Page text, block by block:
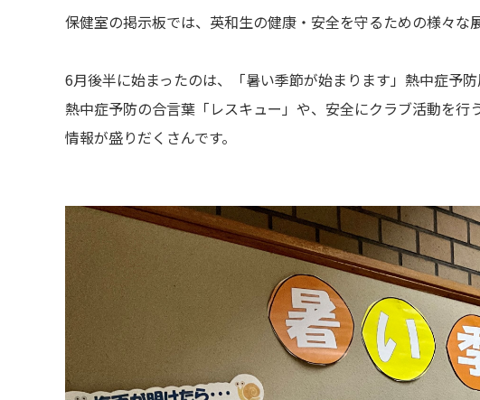
保健室の掲示板では、英和生の健康・安全を守るための様々な
6月後半に始まったのは、「暑い季節が始まります」熱中症予防
熱中症予防の合言葉「レスキュー」や、安全にクラブ活動を
情報が盛りだくさんです。